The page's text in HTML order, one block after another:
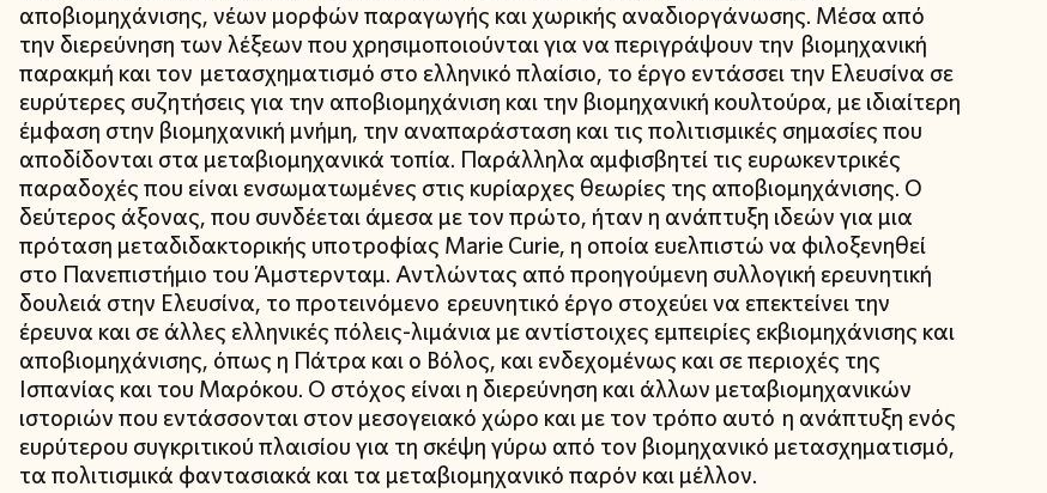
αποβιομηχάνισης, νέων μορφών παραγωγής και χωρικής αναδιοργάνωσης. Μέσα από
την διερεύνηση των λέξεων που χρησιμοποιούνται για να περιγράψουν την βιομηχανική
παρακμή και τον μετασχηματισμό στο ελληνικό πλαίσιο, το έργο εντάσσει την Ελευσίνα σε
ευρύτερες συζητήσεις για την αποβιομηχάνιση και την βιομηχανική κουλτούρα, με ιδιαίτερη
έμφαση στην βιομηχανική μνήμη, την αναπαράσταση και τις πολιτισμικές σημασίες που
αποδίδονται στα μεταβιομηχανικά τοπία. Παράλληλα αμφισβητεί τις ευρωκεντρικές
παραδοχές που είναι ενσωματωμένες στις κυρίαρχες θεωρίες της αποβιομηχάνισης. Ο
δεύτερος άξονας, που συνδέεται άμεσα με τον πρώτο, ήταν η ανάπτυξη ιδεών για μια
πρόταση μεταδιδακτορικής υποτροφίας Marie Curie, η οποία ευελπιστώ να φιλοξενηθεί
στο Πανεπιστήμιο του Άμστερνταμ. Αντλώντας από προηγούμενη συλλογική ερευνητική
δουλειά στην Ελευσίνα, το προτεινόμενο ερευνητικό έργο στοχεύει να επεκτείνει την
έρευνα και σε άλλες ελληνικές πόλεις-λιμάνια με αντίστοιχες εμπειρίες εκβιομηχάνισης και
αποβιομηχάνισης, όπως η Πάτρα και ο Βόλος, και ενδεχομένως και σε περιοχές της
Ισπανίας και του Μαρόκου. Ο στόχος είναι η διερεύνηση και άλλων μεταβιομηχανικών
ιστοριών που εντάσσονται στον μεσογειακό χώρο και με τον τρόπο αυτό η ανάπτυξη ενός
ευρύτερου συγκριτικού πλαισίου για τη σκέψη γύρω από τον βιομηχανικό μετασχηματισμό,
τα πολιτισμικά φαντασιακά και τα μεταβιομηχανικό παρόν και μέλλον.